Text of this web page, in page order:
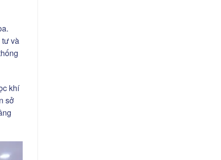
và
khí
sở